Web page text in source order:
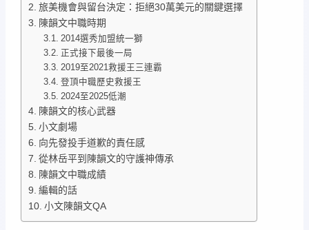
旅美機會與留台決定：拒絕30萬美元的關鍵選擇
陳韻文中職時期
2014選秀加盟統一獅
正式接下最後一局
2019至2021救援王三連霸
登頂中職歷史救援王
2024至2025低潮
陳韻文的核心武器
小文劇場
向先發投手道歉的責任感
從林岳平到陳韻文的守護神傳承
陳韻文中職成績
編輯的話
小文陳韻文QA